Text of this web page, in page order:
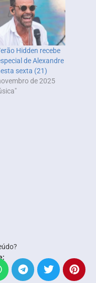
Hidden recebe
de Alexandre
sexta (21)
de 2025